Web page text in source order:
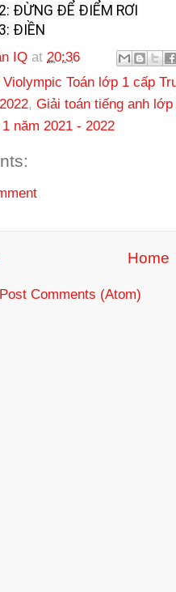
ĐỪNG ĐỂ ĐIỂM RƠI
ĐIỀN
IQ at 20:36
Toán lớp 1 cấp
, Giải toán tiếng anh
năm 2021 - 2022
Home
Post Comments (Atom)